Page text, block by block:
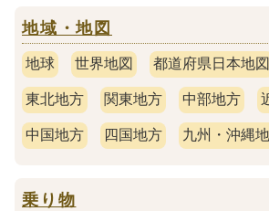
地域・地図
地球 世界地図 都道府県日本地図
東北地方 関東地方 中部地方
中国地方 四国地方 九州・沖縄
乗り物